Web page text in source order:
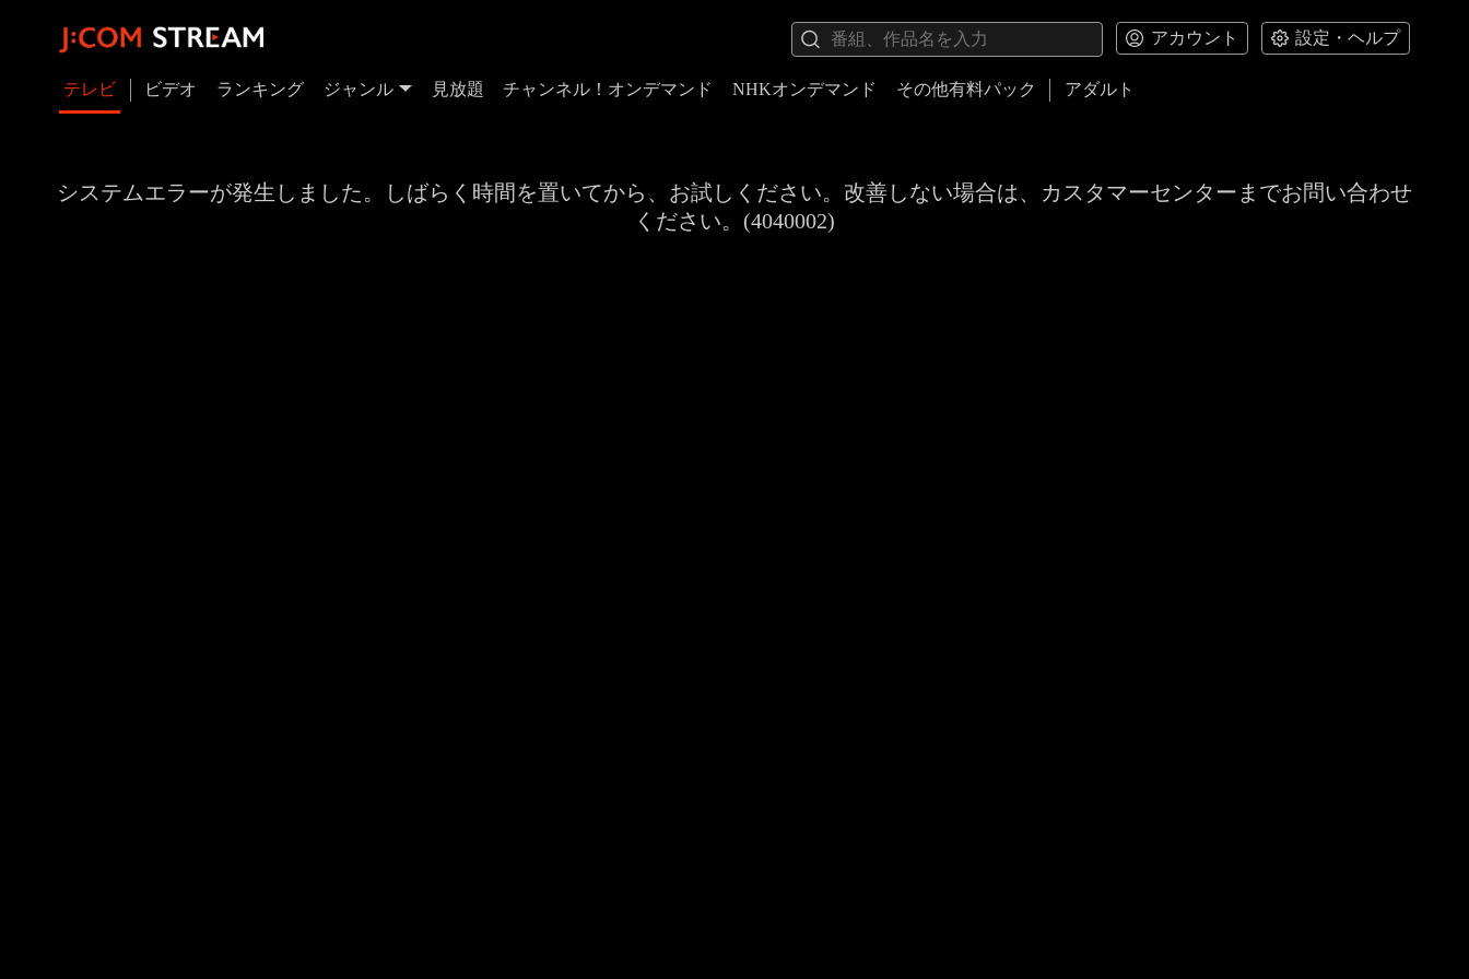
アカウント 設定・ヘルプ
テレビ ビデオ ランキング ジャンル 見放題 チャンネル！オンデマンド NHKオンデマンド その他有料パック アダルト
システムエラーが発生しました。しばらく時間を置いてから、お試しください。改善しない場合は、カスタマーセンターまでお問い合わせ
ください。(4040002)